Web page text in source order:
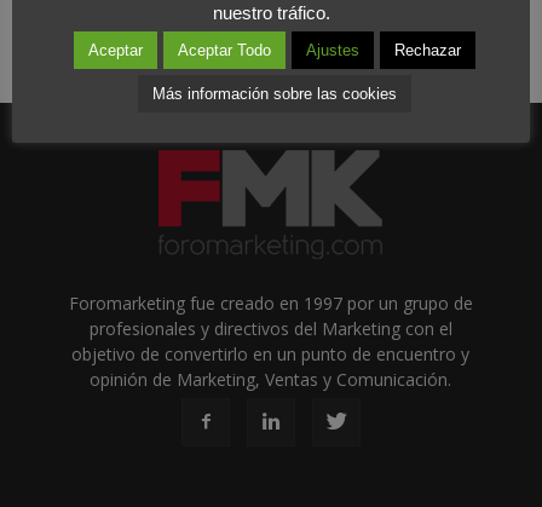
Foromarketing fue creado en 1997 por un grupo de
profesionales y directivos del Marketing con el
objetivo de convertirlo en un punto de encuentro y
opinión de Marketing, Ventas y Comunicación.
nuestro tráfico.
Aceptar Aceptar Todo Ajustes Rechazar
Más información sobre las cookies